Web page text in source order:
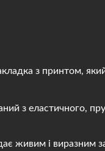
з принтом, який
з еластичного,
живим і виразним